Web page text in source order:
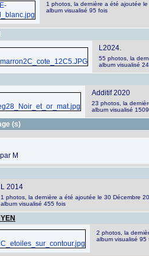
1 photos, la dernière a été ajoutée
album visualisé 95 fois
L2024.
55 photos, la
album visualisé
Additif 2020
23 photos, la
album visualisé
(s)
M
L 2014
1 photos, la dernière a été ajoutée le 30 Décembre
album visualisé 455 fois
2 photos, la
album visualisé 95